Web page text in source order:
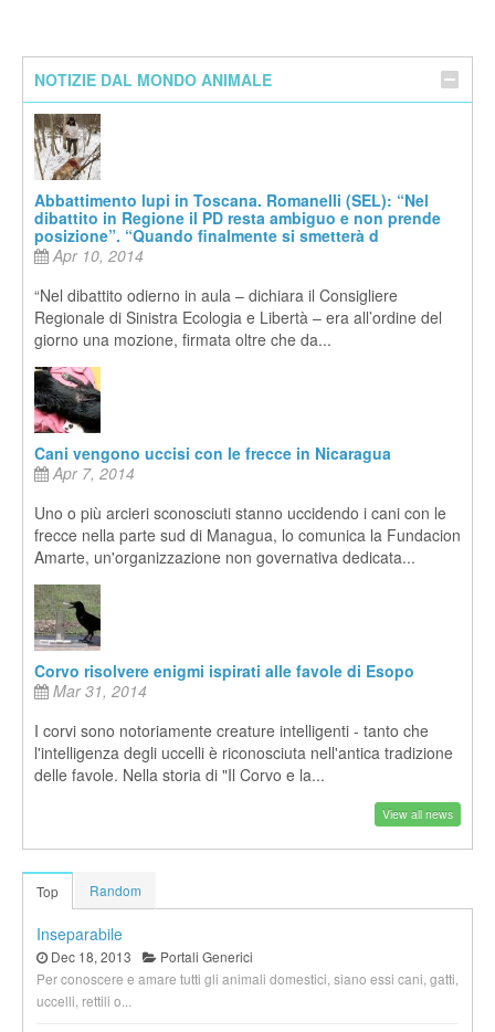
NOTIZIE DAL MONDO ANIMALE
Abbattimento lupi in Toscana. Romanelli (SEL): “Nel
dibattito in Regione il PD resta ambiguo e non prende
posizione”. “Quando finalmente si smetterà d
Apr 10, 2014
“Nel dibattito odierno in aula – dichiara il Consigliere
Regionale di Sinistra Ecologia e Libertà – era all’ordine del
giorno una mozione, firmata oltre che da...
Cani vengono uccisi con le frecce in Nicaragua
Apr 7, 2014
Uno o più arcieri sconosciuti stanno uccidendo i cani con le
frecce nella parte sud di Managua, lo comunica la Fundacion
Amarte, un'organizzazione non governativa dedicata...
Corvo risolvere enigmi ispirati alle favole di Esopo
Mar 31, 2014
I corvi sono notoriamente creature intelligenti - tanto che
l'intelligenza degli uccelli è riconosciuta nell'antica tradizione
delle favole. Nella storia di "Il Corvo e la...
View all news
Top Random
Inseparabile
Dec 18, 2013
Portali Generici
Per conoscere e amare tutti gli animali domestici, siano essi cani, gatti,
uccelli, rettili o...